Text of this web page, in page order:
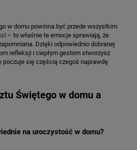
w domu powinna być przede wszystkim
– to właśnie te emocje sprawiają, że
Dzięki odpowiednio dobranej
refleksji i ciepłym gestom stworzysz
poczuje się częścią czegoś naprawdę
Świętego w domu a
na uroczystość w domu?